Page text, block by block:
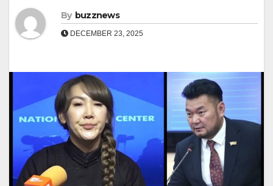
By buzznews
DECEMBER 23, 2025